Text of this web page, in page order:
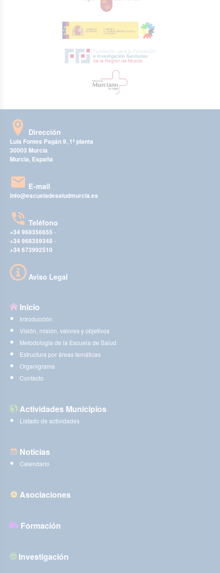
Dirección
Luis Fontes Pagán 9, 1ª planta
30003 Murcia
Murcia, España
E-mail
info@escueladesaludmurcia.es
Teléfono
+34 968356655 -
+34 968359348 -
+34 673992510
Aviso Legal
Inicio
Introducción
Visión, misión, valores y objetivos
Metodología de la Escuela de Salud
Estructura por áreas temáticas
Organigrama
Contacto
Actividades Municipios
Listado de actividades
Noticias
Calendario
Asociaciones
Formación
Investigación